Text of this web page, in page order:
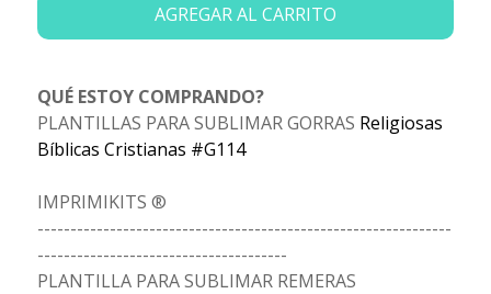
AGREGAR AL CARRITO
QUÉ ESTOY COMPRANDO?
PLANTILLAS PARA SUBLIMAR GORRAS Religiosas
Bíblicas Cristianas #G114
IMPRIMIKITS ®
---------------------------------------------------------------
--------------------------------------
PLANTILLA PARA SUBLIMAR REMERAS